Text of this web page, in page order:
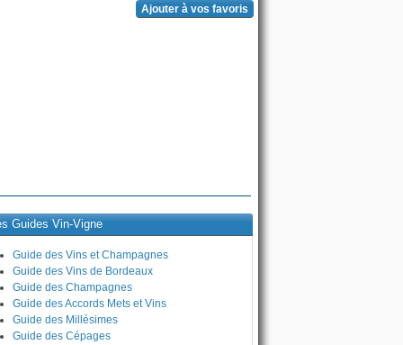
Guides Vin-Vigne
Guide des Vins et Champagnes
Guide des Vins de Bordeaux
Guide des Champagnes
Guide des Accords Mets et Vins
Guide des Millésimes
Guide des Cépages